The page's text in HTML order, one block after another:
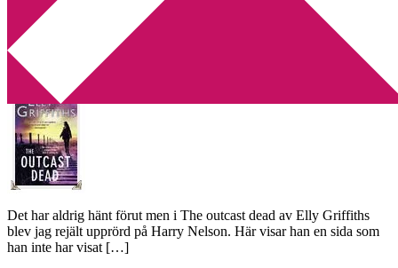
Recension: The outcast dead av Elly
Griffiths
2014-10-13 byAnnika
Det har aldrig hänt förut men i The outcast dead av Elly Griffiths
blev jag rejält upprörd på Harry Nelson. Här visar han en sida som
han inte har visat […]